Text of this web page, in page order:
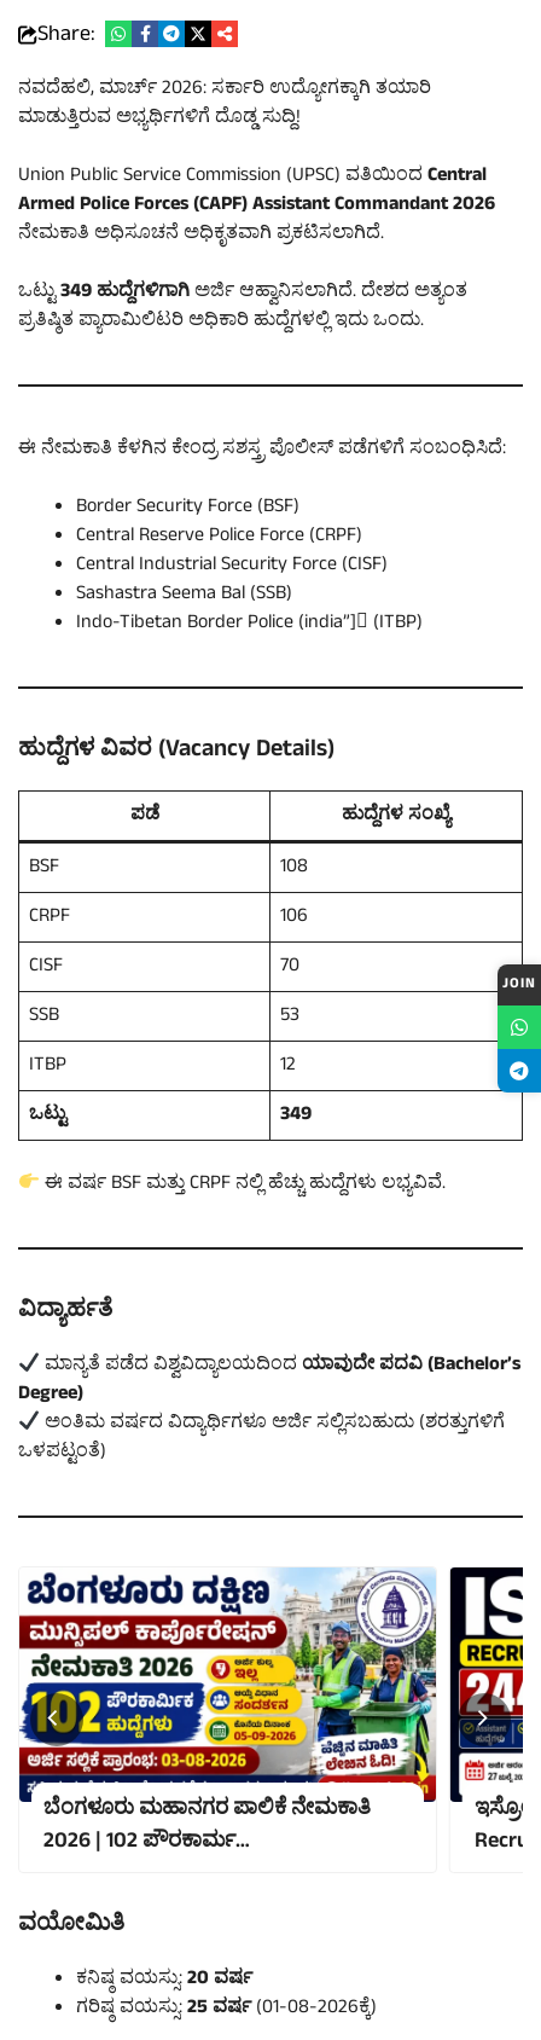
Share:
ನವದೆಹಲಿ, ಮಾರ್ಚ್ 2026: ಸರ್ಕಾರಿ ಉದ್ಯೋಗಕ್ಕಾಗಿ ತಯಾರಿ
ಮಾಡುತ್ತಿರುವ ಅಭ್ಯರ್ಥಿಗಳಿಗೆ ದೊಡ್ಡ ಸುದ್ದಿ!
Union Public Service Commission (UPSC) ವತಿಯಿಂದCentral
Armed Police Forces (CAPF) Assistant Commandant 2026
ನೇಮಕಾತಿ ಅಧಿಸೂಚನೆ ಅಧಿಕೃತವಾಗಿ ಪ್ರಕಟಿಸಲಾಗಿದೆ.
ಒಟ್ಟು349 ಹುದ್ದೆಗಳಿಗಾಗಿಅರ್ಜಿ ಆಹ್ವಾನಿಸಲಾಗಿದೆ. ದೇಶದ ಅತ್ಯಂತ
ಪ್ರತಿಷ್ಠಿತ ಪ್ಯಾರಾಮಿಲಿಟರಿ ಅಧಿಕಾರಿ ಹುದ್ದೆಗಳಲ್ಲಿ ಇದು ಒಂದು.
ಈ ನೇಮಕಾತಿ ಕೆಳಗಿನ ಕೇಂದ್ರ ಸಶಸ್ತ್ರ ಪೊಲೀಸ್ ಪಡೆಗಳಿಗೆ ಸಂಬಂಧಿಸಿದೆ:
Border Security Force (BSF)
Central Reserve Police Force (CRPF)
Central Industrial Security Force (CISF)
Sashastra Seema Bal (SSB)
Indo-Tibetan Border Police (india”] (ITBP)
ಹುದ್ದೆಗಳ ವಿವರ (Vacancy Details)
ಪಡೆ
ಹುದ್ದೆಗಳ ಸಂಖ್ಯೆ
BSF
108
CRPF
106
CISF
70
SSB
53
ITBP
12
ಒಟ್ಟು
349
ಈ ವರ್ಷ BSF ಮತ್ತು CRPF ನಲ್ಲಿ ಹೆಚ್ಚು ಹುದ್ದೆಗಳು ಲಭ್ಯವಿವೆ.
ವಿದ್ಯಾರ್ಹತೆ
ಮಾನ್ಯತೆ ಪಡೆದ ವಿಶ್ವವಿದ್ಯಾಲಯದಿಂದ ಯಾವುದೇ ಪದವಿ (Bachelor’s
Degree)
ಅಂತಿಮ ವರ್ಷದ ವಿದ್ಯಾರ್ಥಿಗಳೂ ಅರ್ಜಿ ಸಲ್ಲಿಸಬಹುದು (ಶರತ್ತುಗಳಿಗೆ
ಒಳಪಟ್ಟಂತೆ)
ಬೆಂಗಳೂರು ಮಹಾನಗರ ಪಾಲಿಕೆ ನೇಮಕಾತಿ
2026 | 102 ಪೌರಕಾರ್ಮ…
ವಯೋಮಿತಿ
ಕನಿಷ್ಠ ವಯಸ್ಸು:20 ವರ್ಷ
ಗರಿಷ್ಠ ವಯಸ್ಸು:25 ವರ್ಷ(01-08-2026ಕ್ಕೆ)
JOIN